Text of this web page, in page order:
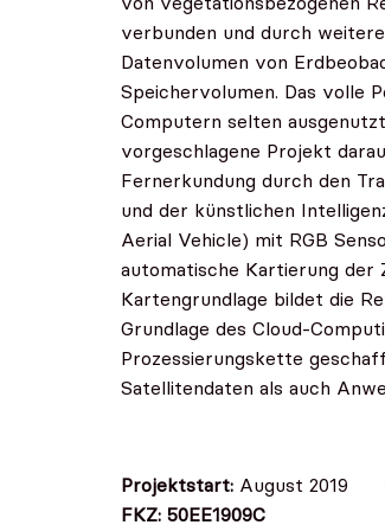
verbunden und durch
Datenvolumen von
Speichervolumen. Das volle
Computern selten
vorgeschlagene Projekt
Fernerkundung durch den
und der künstlichen
Aerial Vehicle) mit RGB
automatische Kartierung der
Kartengrundlage bildet die
Grundlage des Cloud-
Prozessierungskette
Satellitendaten als auch
Projektstart: August 2019
FKZ: 50EE1909C